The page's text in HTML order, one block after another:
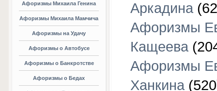
Афоризмы Михаила Генина
Афоризмы Михаила Мамчича
Афоризмы на Удачу
Афоризмы о Автобусе
Афоризмы о Банкротстве
Афоризмы о Бедах
Аркадина
Афоризмы
Кащеева
Афоризмы
Ханкина